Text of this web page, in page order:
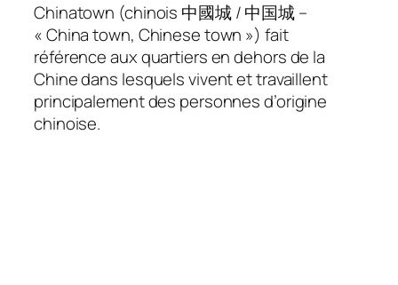
Chinatown (chinois 中國城 / 中国城 –
« China town, Chinese town ») fait
référence aux quartiers en dehors de la
Chine dans lesquels vivent et travaillent
principalement des personnes d’origine
chinoise.